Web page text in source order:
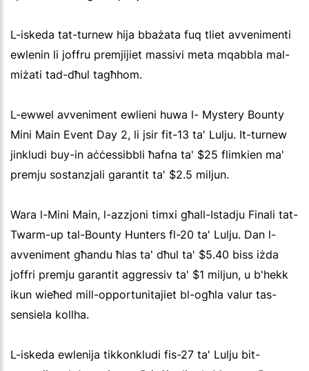
L-iskeda tat-turnew hija bbażata fuq tliet avvenimenti
ewlenin li joffru premjijiet massivi meta mqabbla mal-
miżati tad-dħul tagħhom.
L-ewwel avveniment ewlieni huwa l- Mystery Bounty
Mini Main Event Day 2, li jsir fit-13 ta' Lulju. It-turnew
jinkludi buy-in aċċessibbli ħafna ta' $25 flimkien ma'
premju sostanzjali garantit ta' $2.5 miljun.
Wara l-Mini Main, l-azzjoni timxi għall-Istadju Finali tat-
Twarm-up tal-Bounty Hunters fl-20 ta' Lulju. Dan l-
avveniment għandu ħlas ta' dħul ta' $5.40 biss iżda
joffri premju garantit aggressiv ta' $1 miljun, u b'hekk
ikun wieħed mill-opportunitajiet bl-ogħla valur tas-
sensiela kollha.
L-iskeda ewlenija tikkonkludi fis-27 ta' Lulju bit-